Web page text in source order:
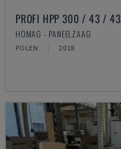
PROFI HPP 300 / 43 / 43
HOMAG - PANEELZAAG
POLEN 2018